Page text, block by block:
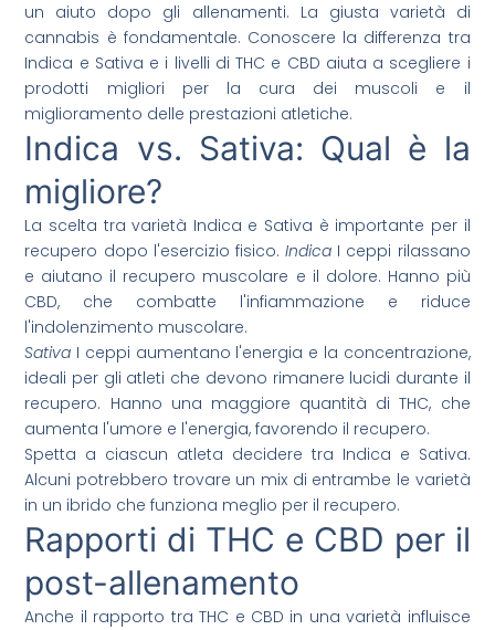
un aiuto dopo gli allenamenti. La giusta varietà di
cannabis è fondamentale. Conoscere la differenza tra
Indica e Sativa e i livelli di THC e CBD aiuta a scegliere i
prodotti migliori per la cura dei muscoli e il
miglioramento delle prestazioni atletiche.
Indica vs. Sativa: Qual è la
migliore?
La scelta tra varietà Indica e Sativa è importante per il
recupero dopo l'esercizio fisico.Indica I ceppi rilassano
e aiutano il recupero muscolare e il dolore. Hanno più
CBD, che combatte l'infiammazione e riduce
l'indolenzimento muscolare.
Sativa I ceppi aumentano l'energia e la concentrazione,
ideali per gli atleti che devono rimanere lucidi durante il
recupero. Hanno una maggiore quantità di THC, che
aumenta l'umore e l'energia, favorendo il recupero.
Spetta a ciascun atleta decidere tra Indica e Sativa.
Alcuni potrebbero trovare un mix di entrambe le varietà
in un ibrido che funziona meglio per il recupero.
Rapporti di THC e CBD per il
post-allenamento
Anche il rapporto tra THC e CBD in una varietà influisce